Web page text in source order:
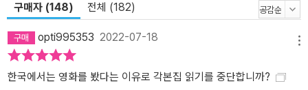
구매자 (148) 전체 (182)
opti995353 2022-07-18
한국에서는 영화를 봤다는 이유로 각본집 읽기를 중단합니까?